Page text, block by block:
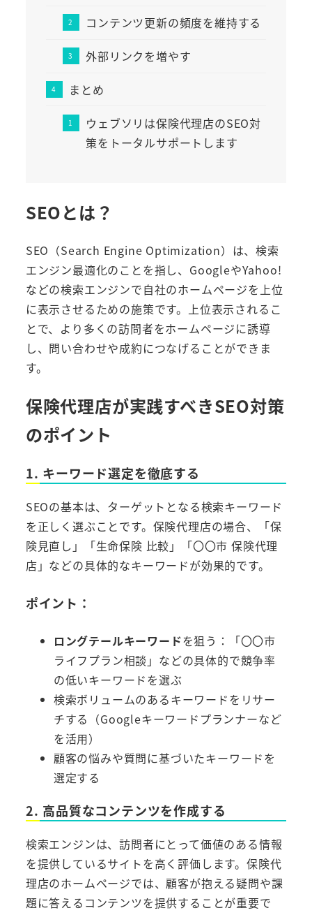
コンテンツ更新の頻度を維持する
外部リンクを増やす
まとめ
ウェブソリは保険代理店のSEO対
策をトータルサポートします
SEOとは？
SEO（Search Engine Optimization）は、検索
エンジン最適化のことを指し、GoogleやYahoo!
などの検索エンジンで自社のホームページを上位
に表示させるための施策です。上位表示されるこ
とで、より多くの訪問者をホームページに誘導
し、問い合わせや成約につなげることができま
す。
保険代理店が実践すべきSEO対策
のポイント
1. キーワード選定を徹底する
SEOの基本は、ターゲットとなる検索キーワード
を正しく選ぶことです。保険代理店の場合、「保
険見直し」「生命保険 比較」「〇〇市 保険代理
店」などの具体的なキーワードが効果的です。
ポイント：
ロングテールキーワードを狙う：「〇〇市
ライフプラン相談」などの具体的で競争率
の低いキーワードを選ぶ
検索ボリュームのあるキーワードをリサー
チする（Googleキーワードプランナーなど
を活用）
顧客の悩みや質問に基づいたキーワードを
選定する
2. 高品質なコンテンツを作成する
検索エンジンは、訪問者にとって価値のある情報
を提供しているサイトを高く評価します。保険代
理店のホームページでは、顧客が抱える疑問や課
題に答えるコンテンツを提供することが重要で